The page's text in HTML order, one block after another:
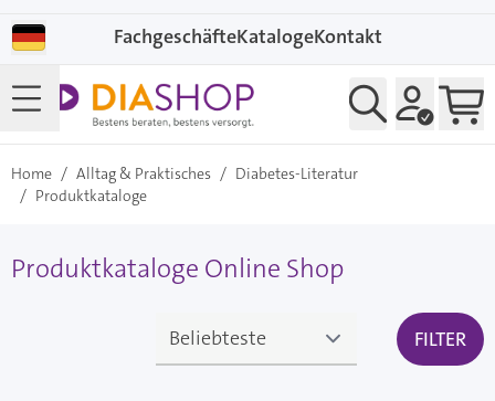
FachgeschäfteKatalogeKontakt
Home / Alltag & Praktisches / Diabetes-Literatur
/ Produktkataloge
Produktkataloge Online Shop
FILTER